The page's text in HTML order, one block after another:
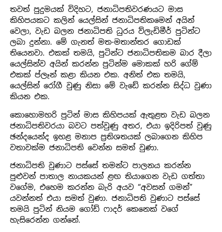
තවත් පුදුමයක් විදිහට, ජනාධිපතිවරණයට මාස
කිහිපයකට කලින් යෙල්සින් ජනාධිපතිකමෙන් අයින්
වෙලා, වැඩ බලන ජනාධිපති ධුරය ව්ලැඩිමීර් පුටින්ට
ලබා දුන්නා. මේ ගැනත් මත-මතාන්තර ගොඩක්
තියෙනවා. එකක් තමයි, පුටින්ට ජනාධිපතිකම බාර දීලා
යෙල්සින්ව අයින් කරන්න පුටින්ම මොකක් හරි ගේම්
එකක් ප්ලෑන් කළා කියන එක. අනිත් එක තමයි,
යෙල්සින් රෝගී වුණු නිසා මේ වැඩේ කරන්න සිද්ධ වුණා
කියන එක.
කොහොමහරි පුටින් මාස කිහිපයක් ඇතුළත වැඩ බලන
ජනාධිපතිවරයා බවට පත්වුණු අතර, එයා ඉදිරිපත් වුණු
ඡන්දයෙන්ද ඉහළ මනාප ප්‍රතිශතයක් ලබාගෙන කිහිප
වතාවක්ම ජනාධිපති වෙන්න සමත් වුණා.
ජනාධිපති වුණාට පස්සේ තමන්ට පාලනය කරන්න
පුළුවන් පාතාල නායකයන් ළඟ තියාගෙන වැඩ ගත්තා
වගේම, එහෙම කරන්න බැරි අයව “අවසන් ගමන්”
යවන්නත් එයා සමත් වුණා. ජනාධිපති වුණාට පස්සේ
තමයි පුටින් නියම ගෝඩ් ෆාදර් කෙනෙක් වගේ
හැසිරෙන්න ගන්නේ.